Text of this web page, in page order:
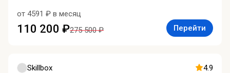
от 4591 ₽ в месяц
110 200 ₽275 500 ₽ Перейти
Skillbox 4.9